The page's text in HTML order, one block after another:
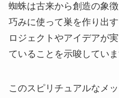
蜘蛛は古来から創造の象
巧みに使って巣を作り出
ロジェクトやアイデアが
ていることを示唆していま
このスピリチュアルなメッ